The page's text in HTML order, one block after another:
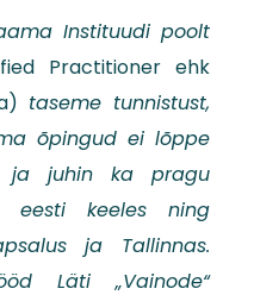
Instituudi poolt
Practitioner ehk
taseme tunnistust,
õpingud ei lõppe
ja juhin ka pragu
keeles ning
ja Tallinnas.
Läti „Vainode“